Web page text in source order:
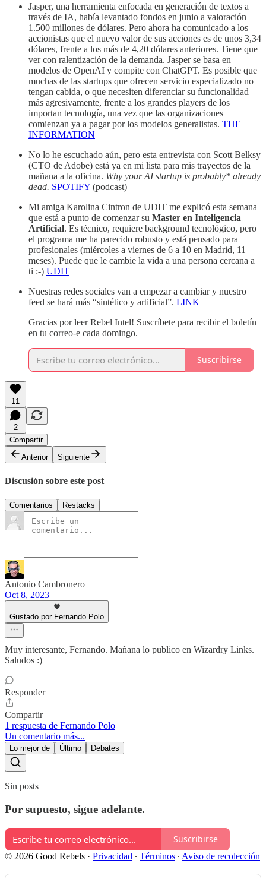
Jasper, una herramienta enfocada en generación de textos a
través de IA, había levantado fondos en junio a valoración
1.500 millones de dólares. Pero ahora ha comunicado a los
accionistas que el nuevo valor de sus acciones es de unos 3,34
dólares, frente a los más de 4,20 dólares anteriores. Tiene que
ver con ralentización de la demanda. Jasper se basa en
modelos de OpenAI y compite con ChatGPT. Es posible que
muchas de las startups que ofrecen servicio especializado no
tengan cabida, o que necesiten diferenciar su funcionalidad
más agresivamente, frente a los grandes players de los
importan tecnología, una vez que las organizaciones
comienzan ya a pagar por los modelos generalistas. THE
INFORMATION
No lo he escuchado aún, pero esta entrevista con Scott Belksy
(CTO de Adobe) está ya en mi lista para mis trayectos de la
mañana a la oficina. Why your AI startup is probably* already
dead. SPOTIFY (podcast)
Mi amiga Karolina Cintron de UDIT me explicó esta semana
que está a punto de comenzar su Master en Inteligencia
Artificial. Es técnico, requiere background tecnológico, pero
el programa me ha parecido robusto y está pensado para
profesionales (miércoles a viernes de 6 a 10 en Madrid, 11
meses). Puede que le cambie la vida a una persona cercana a
ti :-) UDIT
Nuestras redes sociales van a empezar a cambiar y nuestro
feed se hará más “sintético y artificial”. LINK
Gracias por leer Rebel Intel! Suscríbete para recibir el boletín
en tu correo-e cada domingo.
Suscribirse
11
2
Compartir
Anterior
Siguiente
Discusión sobre este post
Comentarios Restacks
Antonio Cambronero
Oct 8, 2023
Gustado por Fernando Polo
Muy interesante, Fernando. Mañana lo publico en Wizardry Links.
Saludos :)
Responder
Compartir
1 respuesta de Fernando Polo
Un comentario más...
Lo mejor de Último Debates
Sin posts
Por supuesto, sigue adelante.
Suscribirse
© 2026 Good Rebels · Privacidad ∙ Términos ∙ Aviso de recolección